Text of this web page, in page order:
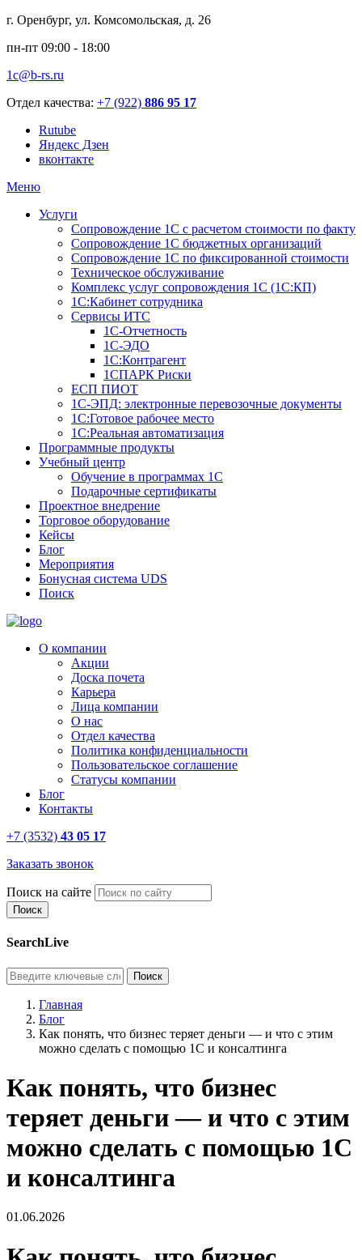
г. Оренбург, ул. Комсомольская, д. 26
пн-пт 09:00 - 18:00
1c@b-rs.ru
Отдел качества: +7 (922) 886 95 17
Rutube
Яндекс Дзен
вконтакте
Меню
Услуги
Сопровождение 1С с расчетом стоимости по факту
Сопровождение 1С бюджетных организаций
Сопровождение 1С по фиксированной стоимости
Техническое обслуживание
Комплекс услуг сопровождения 1С (1С:КП)
1С:Кабинет сотрудника
Сервисы ИТС
1С-Отчетность
1С-ЭДО
1С:Контрагент
1СПАРК Риски
ЕСП ПИОТ
1С-ЭПД: электронные перевозочные документы
1С:Готовое рабочее место
1С:Реальная автоматизация
Программные продукты
Учебный центр
Обучение в программах 1С
Подарочные сертификаты
Проектное внедрение
Торговое оборудование
Кейсы
Блог
Мероприятия
Бонусная система UDS
Поиск
О компании
Акции
Доска почета
Карьера
Лица компании
О нас
Отдел качества
Политика конфиденциальности
Пользовательское соглашение
Статусы компании
Блог
Контакты
+7 (3532) 43 05 17
Заказать звонок
Поиск на сайте
SearchLive
Главная
Блог
Как понять, что бизнес теряет деньги — и что с этим
можно сделать с помощью 1С и консалтинга
Как понять, что бизнес
теряет деньги — и что с этим
можно сделать с помощью 1С
и консалтинга
01.06.2026